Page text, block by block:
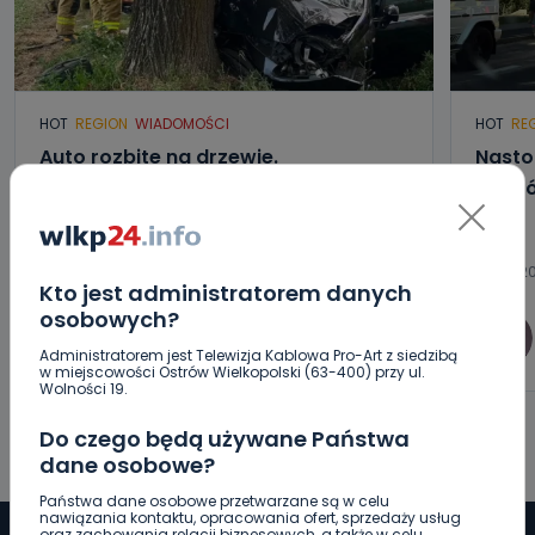
Kto jest administratorem danych
osobowych?
Administratorem jest Telewizja Kablowa Pro-Art z siedzibą
w miejscowości Ostrów Wielkopolski (63-400) przy ul.
Wolności 19.
Do czego będą używane Państwa
dane osobowe?
Państwa dane osobowe przetwarzane są w celu
nawiązania kontaktu, opracowania ofert, sprzedaży usług
HOT REGION WIADOMOŚCI
Auto rozbite na drzewie.
wyjść [FOTO]
Sebastian Matyszczak
HOT